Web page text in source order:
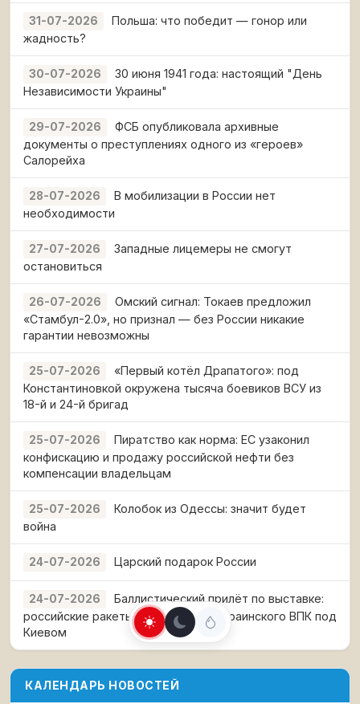
31-07-2026
Польша: что победит — гонор или
жадность?
30-07-2026
30 июня 1941 года: настоящий "День
Независимости Украины"
29-07-2026
ФСБ опубликовала архивные
документы о преступлениях одного из «героев»
Салорейха
28-07-2026
В мобилизации в России нет
необходимости
27-07-2026
Западные лицемеры не смогут
остановиться
26-07-2026
Омский сигнал: Токаев предложил
«Стамбул-2.0», но признал — без России никакие
гарантии невозможны
25-07-2026
«Первый котёл Драпатого»: под
Константиновкой окружена тысяча боевиков ВСУ из
18-й и 24-й бригад
25-07-2026
Пиратство как норма: ЕС узаконил
конфискацию и продажу российской нефти без
компенсации владельцам
25-07-2026
Колобок из Одессы: значит будет
война
24-07-2026 Царский подарок России
24-07-2026
Баллистический прилёт по выставке:
российские ракеты накрыли слёт украинского ВПК под
Киевом
КАЛЕНДАРЬ НОВОСТЕЙ